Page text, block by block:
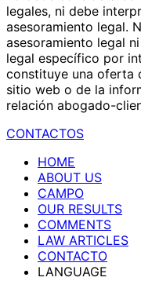
legales, ni debe
asesoramiento legal.
asesoramiento legal
legal específico por
constituye una oferta
sitio web o de la
relación abogado-
CONTACTOS
HOME
ABOUT US
CAMPO
OUR RESULTS
COMMENTS
LAW ARTICLES
CONTACTO
LANGUAGE